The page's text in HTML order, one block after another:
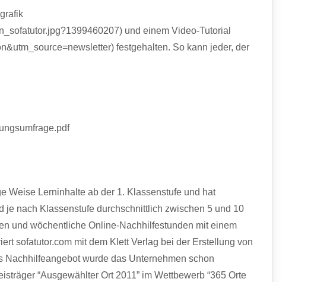
und einem Video-Tutorial
festgehalten. So kann jeder, der
Weise Lerninhalte ab der 1. Klassenstufe und hat
nach Klassenstufe durchschnittlich zwischen 5 und 10
und wöchentliche Online-Nachhilfestunden mit einem
sofatutor.com mit dem Klett Verlag bei der Erstellung von
Nachhilfeangebot wurde das Unternehmen schon
“Ausgewählter Ort 2011” im Wettbewerb “365 Orte